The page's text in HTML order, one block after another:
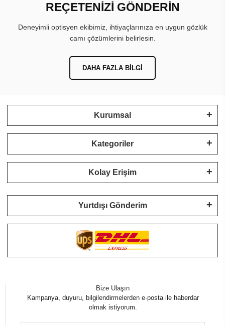
REÇETENİZİ GÖNDERİN
Deneyimli optisyen ekibimiz, ihtiyaçlarınıza en uygun gözlük
camı çözümlerini belirlesin.
DAHA FAZLA BILGI
Kurumsal
Kategoriler
Kolay Erişim
Yurtdışı Gönderim
Bize Ulaşın
Kampanya, duyuru, bilgilendirmelerden e-posta ile haberdar
olmak istiyorum.